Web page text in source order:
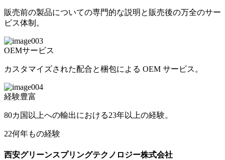
販売前の製品についての専門的な説明と販売後の万全のサー
ビス体制。
OEMサービス
カスタマイズされた配合と梱包による OEM サービス。
経験豊富
80カ国以上への輸出における23年以上の経験。
22何年もの経験
西安グリーンスプリングテクノロジー株式会社